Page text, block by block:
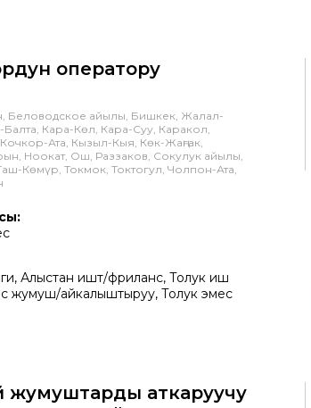
оператору
Беловодское айылы, Бишкек, Жалал-
Балта, Кара-Көл, Кара-Суу, Каракол,
Ата, Кызыл-Кыя, Көк-Жаңгак,
Ноокат, Ош, Раззаков, Сокулук айылы,
Көмүр, Токмок, Токтогул, Чолпон-Ата,
Алыстан иштөө/фриланс, Толук иш
жумуш/айкалыштыруу, Толук эмес
жумуштарды аткаруучу